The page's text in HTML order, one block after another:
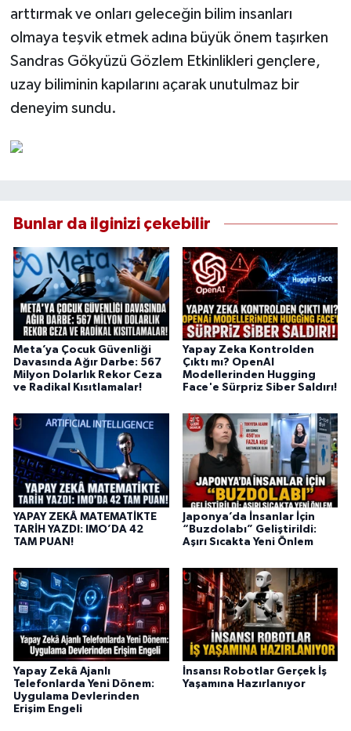
arttırmak ve onları geleceğin bilim insanları
olmaya teşvik etmek adına büyük önem taşırken
Sandras Gökyüzü Gözlem Etkinlikleri gençlere,
uzay biliminin kapılarını açarak unutulmaz bir
deneyim sundu.
Bunlar da ilginizi çekebilir
Meta’ya Çocuk Güvenliği
Davasında Ağır Darbe: 567
Milyon Dolarlık Rekor Ceza
ve Radikal Kısıtlamalar!
Yapay Zeka Kontrolden
Çıktı mı? OpenAI
Modellerinden Hugging
Face'e Sürpriz Siber Saldırı!
YAPAY ZEKÂ MATEMATİKTE
TARİH YAZDI: IMO’DA 42
TAM PUAN!
Japonya’da İnsanlar İçin
“Buzdolabı” Geliştirildi:
Aşırı Sıcakta Yeni Önlem
Yapay Zekâ Ajanlı
Telefonlarda Yeni Dönem:
Uygulama Devlerinden
Erişim Engeli
İnsansı Robotlar Gerçek İş
Yaşamına Hazırlanıyor